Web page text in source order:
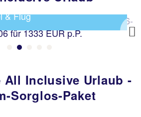
& Flug
All Inclusive Urlaub -
Sorglos-Paket